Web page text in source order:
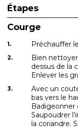
Étapes
Courge
Préchauffer
Bien
dessus de la
Enlever les
Avec un
bas vers le
Badigeonner
Saupoudrer
la coriandre.